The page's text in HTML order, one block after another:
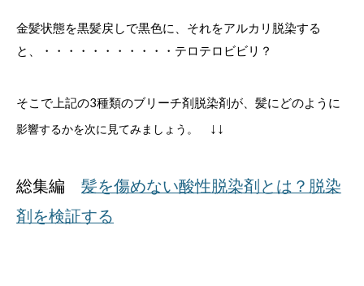
金髪状態を黒髪戻しで黒色に、それをアルカリ脱染する
と、・・・・・・・・・・・テロテロビビリ？
そこで上記の3種類のブリーチ剤脱染剤が、髪にどのように
影響するかを次に見てみましょう。 ↓↓
総集編 髪を傷めない酸性脱染剤とは？脱染
剤を検証する